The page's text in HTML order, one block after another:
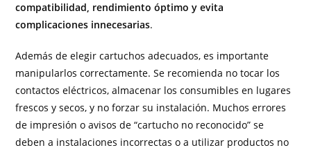
compatibilidad, rendimiento óptimo y evita
complicaciones innecesarias.
Además de elegir cartuchos adecuados, es importante
manipularlos correctamente. Se recomienda no tocar los
contactos eléctricos, almacenar los consumibles en lugares
frescos y secos, y no forzar su instalación. Muchos errores
de impresión o avisos de “cartucho no reconocido” se
deben a instalaciones incorrectas o a utilizar productos no